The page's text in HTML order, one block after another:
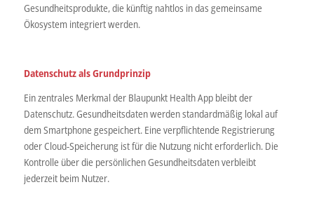
Gesundheitsprodukte, die künftig nahtlos in das gemeinsame
Ökosystem integriert werden.
Datenschutz als Grundprinzip
Ein zentrales Merkmal der Blaupunkt Health App bleibt der
Datenschutz. Gesundheitsdaten werden standardmäßig lokal auf
dem Smartphone gespeichert. Eine verpflichtende Registrierung
oder Cloud-Speicherung ist für die Nutzung nicht erforderlich. Die
Kontrolle über die persönlichen Gesundheitsdaten verbleibt
jederzeit beim Nutzer.